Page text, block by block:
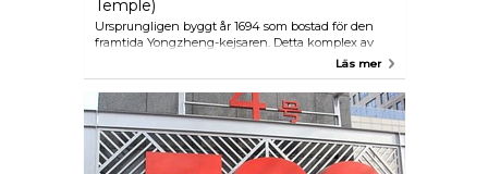
Temple)
Ursprungligen byggt år 1694 som bostad för den
framtida Yongzheng-kejsaren. Detta komplex av
vackert designade byggnader förvandlades till ett
tibetansk-buddhistiskt tempel i mitten av 1700-talet.
Falun Dian, templets undervisningssal och aula, har
en stor bronsstaty av Tsongkapa, grundaren av den
buddhistiska Yellow Hat-sekten.
Läs mer